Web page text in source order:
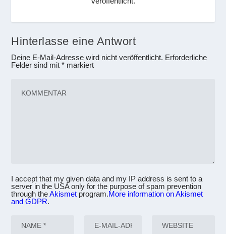
Hinterlasse eine Antwort
Deine E-Mail-Adresse wird nicht veröffentlicht. Erforderliche
Felder sind mit* markiert
I accept that my given data and my IP address is sent to a
server in the USA only for the purpose of spam prevention
through theAkismet program.More information on Akismet
and GDPR.